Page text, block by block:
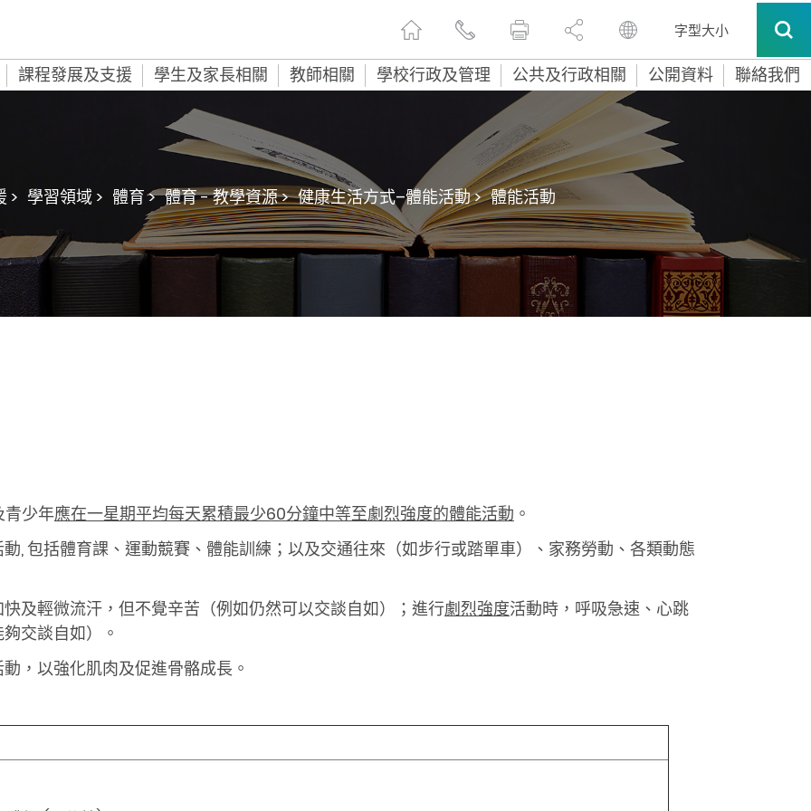
字型大小
課程發展及支援 學生及家長相關 教師相關 學校行政及管理 公共及行政相關 公開資料 聯絡我們
> 學習領域 > 體育 > 體育 - 教學資源 > 健康生活方式–體能活動 > 體能活動
青少年應在一星期平均每天累積最少60分鐘中等至劇烈強度的體能活動 。
, 包括體育課、運動競賽、體能訓練；以及交通往來（如步行或踏單車）、家務勞動、各類動態
及輕微流汗，但不覺辛苦（例如仍然可以交談自如）；進行劇烈強度活動時，呼吸急速、心跳
交談自如）。
，以強化肌肉及促進骨骼成長。